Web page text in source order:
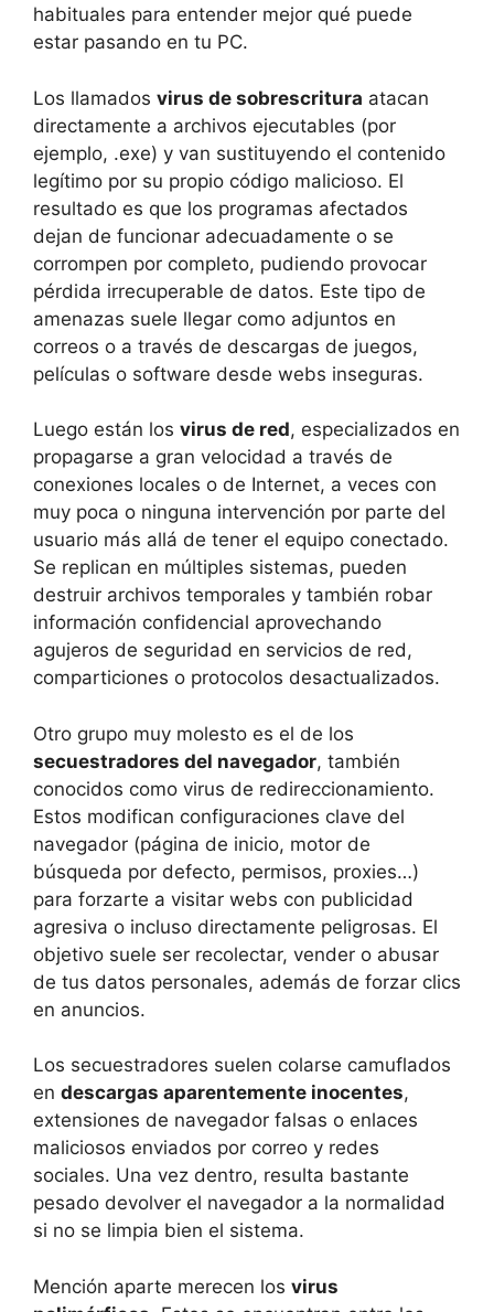
habituales para entender mejor qué puede
estar pasando en tu PC.
Los llamados virus de sobrescritura atacan
directamente a archivos ejecutables (por
ejemplo, .exe) y van sustituyendo el contenido
legítimo por su propio código malicioso. El
resultado es que los programas afectados
dejan de funcionar adecuadamente o se
corrompen por completo, pudiendo provocar
pérdida irrecuperable de datos. Este tipo de
amenazas suele llegar como adjuntos en
correos o a través de descargas de juegos,
películas o software desde webs inseguras.
Luego están los virus de red, especializados en
propagarse a gran velocidad a través de
conexiones locales o de Internet, a veces con
muy poca o ninguna intervención por parte del
usuario más allá de tener el equipo conectado.
Se replican en múltiples sistemas, pueden
destruir archivos temporales y también robar
información confidencial aprovechando
agujeros de seguridad en servicios de red,
comparticiones o protocolos desactualizados.
Otro grupo muy molesto es el de los
secuestradores del navegador, también
conocidos como virus de redireccionamiento.
Estos modifican configuraciones clave del
navegador (página de inicio, motor de
búsqueda por defecto, permisos, proxies…)
para forzarte a visitar webs con publicidad
agresiva o incluso directamente peligrosas. El
objetivo suele ser recolectar, vender o abusar
de tus datos personales, además de forzar clics
en anuncios.
Los secuestradores suelen colarse camuflados
en descargas aparentemente inocentes,
extensiones de navegador falsas o enlaces
maliciosos enviados por correo y redes
sociales. Una vez dentro, resulta bastante
pesado devolver el navegador a la normalidad
si no se limpia bien el sistema.
Mención aparte merecen los virus